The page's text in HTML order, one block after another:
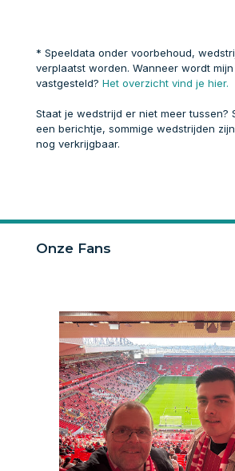
* Speeldata onder voorbehoud,
verplaatst worden. Wanneer wordt
vastgesteld? Het overzicht vind je hier.
Staat je wedstrijd er niet meer tussen?
een berichtje, sommige wedstrijden
nog verkrijgbaar.
Onze Fans